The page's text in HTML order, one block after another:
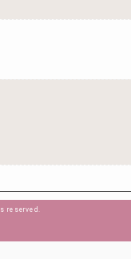
reserved.